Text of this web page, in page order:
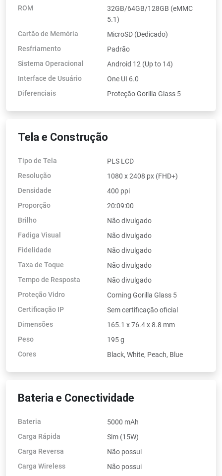
ROM
32GB/64GB/128GB (eMMC
5.1)
Cartão de Memória
MicroSD (Dedicado)
Resfriamento
Padrão
Sistema Operacional
Android 12 (Up to 14)
Interface de Usuário
One UI 6.0
Diferenciais
Proteção Gorilla Glass 5
Tela e Construção
Tipo de Tela
PLS LCD
Resolução
1080 x 2408 px (FHD+)
Densidade
400 ppi
Proporção
20:09:00
Brilho
Não divulgado
Fadiga Visual
Não divulgado
Fidelidade
Não divulgado
Taxa de Toque
Não divulgado
Tempo de Resposta
Não divulgado
Proteção Vidro
Corning Gorilla Glass 5
Certificação IP
Sem certificação oficial
Dimensões
165.1 x 76.4 x 8.8 mm
Peso
195 g
Cores
Black, White, Peach, Blue
Bateria e Conectividade
Bateria
5000 mAh
Carga Rápida
Sim (15W)
Carga Reversa
Não possui
Carga Wireless
Não possui